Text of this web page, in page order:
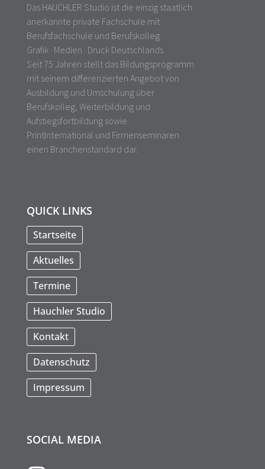
Das HAUCHLER Studio ist die einzig staatlich
anerkannte private Fachschule mit
Berufsfachschule und Berufskolleg
Grafik · Medien · Druck Deutschlands.
Seit 75 Jahren stellt das Bildungsprogramm
mit seinem differenzierten Angebot von
Ausbildung und Umschulung über
Berufskolleg, Weiterbildung und
Aufstiegsfortbildung sowie
PrintInternational und Firmenseminaren
einen Branchenstandard dar.
QUICK LINKS
Startseite
Aktuelles
Termine
Hauchler Studio
Kontakt
Datenschutz
Impressum
SOCIAL MEDIA